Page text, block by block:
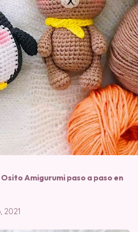
Osito Amigurumi paso a paso en
2021